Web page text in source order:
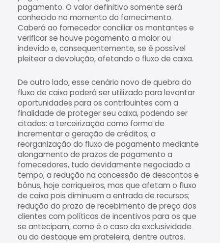
pagamento. O valor definitivo somente será
conhecido no momento do fornecimento.
Caberá ao fornecedor conciliar os montantes e
verificar se houve pagamento a maior ou
indevido e, consequentemente, se é possível
pleitear a devolução, afetando o fluxo de caixa.
De outro lado, esse cenário novo de quebra do
fluxo de caixa poderá ser utilizado para levantar
oportunidades para os contribuintes com a
finalidade de proteger seu caixa, podendo ser
citadas: a terceirização como forma de
incrementar a geração de créditos; a
reorganização do fluxo de pagamento mediante
alongamento de prazos de pagamento a
fornecedores, tudo devidamente negociado a
tempo; a redução na concessão de descontos e
bônus, hoje corriqueiros, mas que afetam o fluxo
de caixa pois diminuem a entrada de recursos;
redução do prazo de recebimento de preço dos
clientes com políticas de incentivos para os que
se antecipam, como é o caso da exclusividade
ou do destaque em prateleira, dentre outros.